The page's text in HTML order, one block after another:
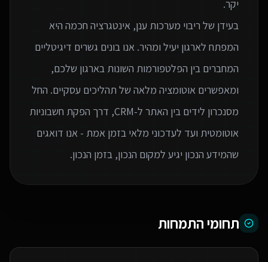
בעידן של ריבוי מערכות ענן, אינטגרציה חכמה היא
המפתח לארגון יעיל ומהיר. אנו בונים גשרים דיגיטליים
המחברים בין הפלטפורמות השונות בארגון שלכם,
ומאפשרים אוטומציה מלאה של תהליכים עסקיים. החל
מסנכרון לידים בין האתר ל-CRM, דרך הפקת חשבוניות
אוטומטית ועד לעדכוני מלאי בזמן אמת - אנו דואגים
שהמידע הנכון יגיע למקום הנכון, בזמן הנכון.
תחומי התמחות